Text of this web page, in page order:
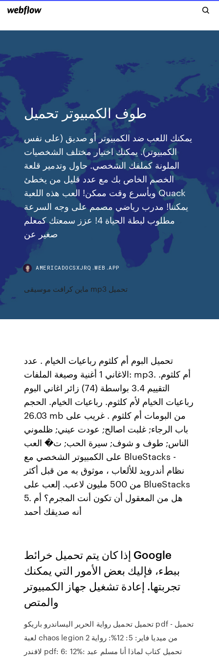
طوف الكمبيوتر تحميل
يمكنك اللعب ضد الكمبيوتر أو صديق (على نفس
الكمبيوتر). يمكنك اختيار مختلف الشخصيات
الملونة كملفك الشخصي. حاول وتدمير قلعة
الخصم الخاص بك مع عدد قليل من يخطئ
وبأسرع وقت ممكن! العب هذه اللعبة Quack
يمكننا! مدرب رياضي مصمم على وجه السرعة
مطلوب لبطة الحياة 4! عزز سمعتك كمعلم
صغير عن
AMERICADOCSXJRQ.WEB.APP
ماين كرافت موسيقى mp3 تحميل
تحميل البوم أم كلثوم رباعيات الخيام . عدد
الاغاني 1 أغنية وصيغة الملفات: mp3. أم كلثوم.
التقييم 3.4 بواسطة (74) زائر اغاني البوم
رباعيات الخيام لأم كلثوم. رباعيات الخيام. الحجم
26.03 mb من البومات أم كلثوم . غريب على
باب الرجاء; غلبت اصالح; عودت عيني; ظلموني
الناس; طوف و شوف; سيرة الحب; ت� العب
على الكمبيوتر الشخصي مع BlueStacks -
نظام أندرويد للألعاب ، موثوق به من قبل أكثر
من 500 مليون لاعب. إلعب على BlueStacks
5. هل من المعقول أن تكون أنت المجرم؟ أم
أنه صديقك أحمد
إذا كان يتم تحميل خرائط Google
ببطء، فإليك بعض الأمور التي يمكنك
تجربتها. إعادة تشغيل جهاز الكمبيوتر
والمتص
تحميل تحميل رواية الحرير اليساندرو باريكو pdf - تحميل
لعبة chaos legion 2 من ميديا فاير: 5: 12%: رواية
لافندر pdf: 6: 12%: تحميل كتاب لماذا أنا مسلم عبد